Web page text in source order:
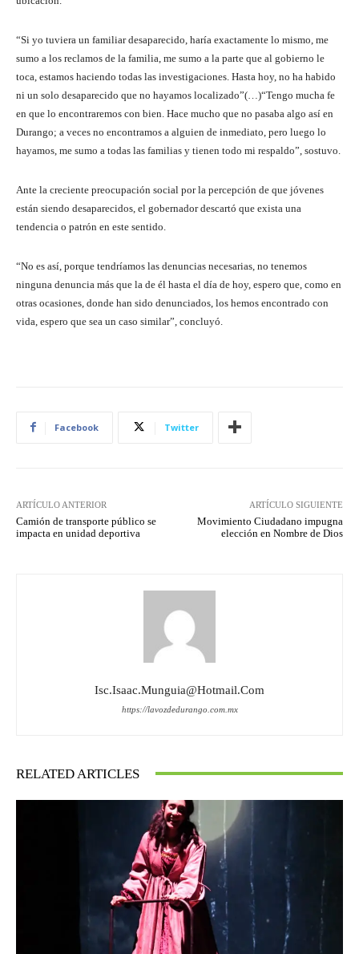
“Si yo tuviera un familiar desaparecido, haría exactamente lo mismo, me
sumo a los reclamos de la familia, me sumo a la parte que al gobierno le
toca, estamos haciendo todas las investigaciones. Hasta hoy, no ha habido
ni un solo desaparecido que no hayamos localizado”(…)“Tengo mucha fe
en que lo encontraremos con bien. Hace mucho que no pasaba algo así en
Durango; a veces no encontramos a alguien de inmediato, pero luego lo
hayamos, me sumo a todas las familias y tienen todo mi respaldo”, sostuvo.
Ante la creciente preocupación social por la percepción de que jóvenes
están siendo desaparecidos, el gobernador descartó que exista una
tendencia o patrón en este sentido.
“No es así, porque tendríamos las denuncias necesarias, no tenemos
ninguna denuncia más que la de él hasta el día de hoy, espero que, como en
otras ocasiones, donde han sido denunciados, los hemos encontrado con
vida, espero que sea un caso similar”, concluyó.
Facebook Twitter
ARTÍCULO ANTERIOR
Camión de transporte público se
impacta en unidad deportiva
ARTÍCULO SIGUIENTE
Movimiento Ciudadano impugna
elección en Nombre de Dios
Isc.isaac.munguia@hotmail.com
https://lavozdedurango.com.mx
RELATED ARTICLES